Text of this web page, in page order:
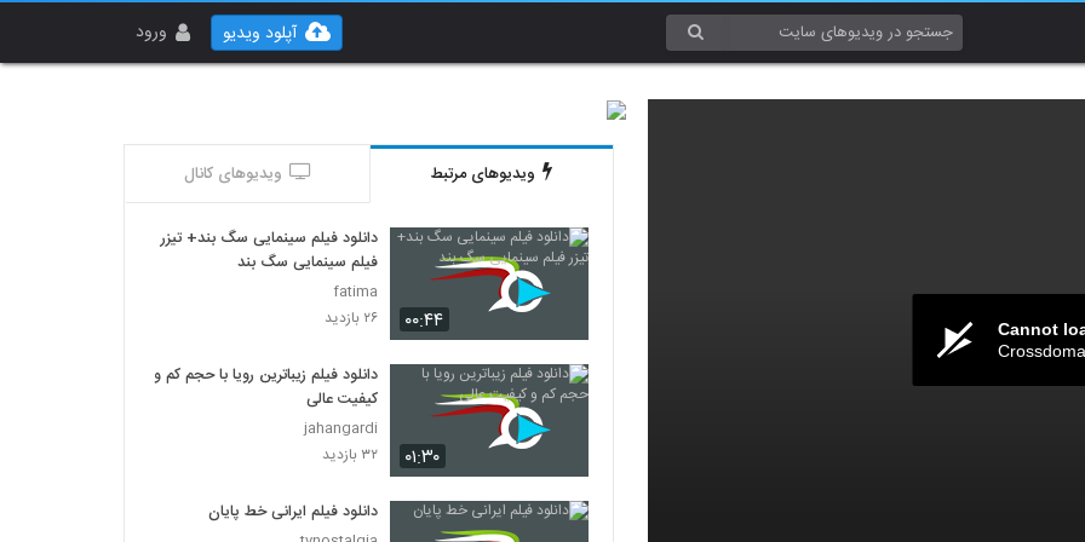
ورود آپلود ویدیو
Cannot
ویدیوهای مرتبط ویدیوهای کانال
۰۰:۴۴
دانلود فیلم سینمایی سگ بند+ تیزر
فیلم سینمایی سگ بند
fatima
۲۶ بازدید
۰۱:۳۰
دانلود فیلم زیباترین رویا با حجم کم و
کیفیت عالی
jahangardi
۳۲ بازدید
دانلود فیلم ایرانی خط پایان